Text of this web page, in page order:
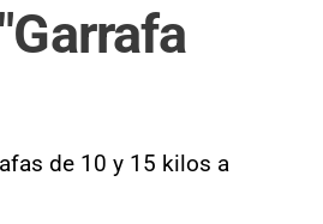
de 10 y 15 kilos a